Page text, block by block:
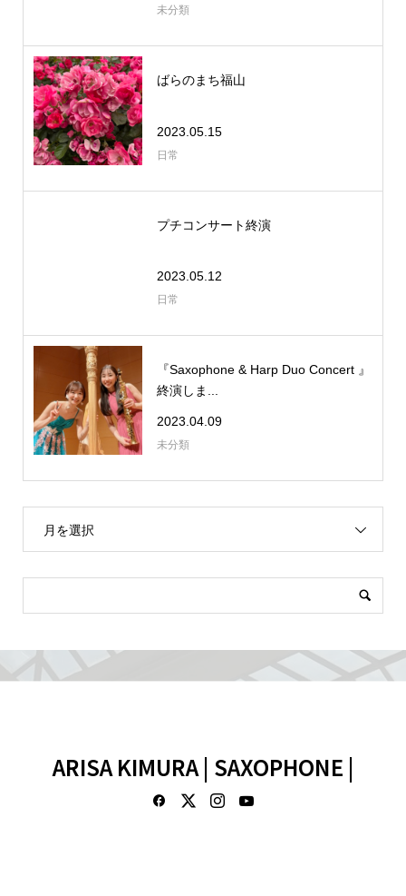
未分類
ばらのまち福山
2023.05.15
日常
プチコンサート終演
2023.05.12
日常
『Saxophone & Harp Duo Concert 』
終演しま...
2023.04.09
未分類
月を選択
ARISA KIMURA | SAXOPHONE |